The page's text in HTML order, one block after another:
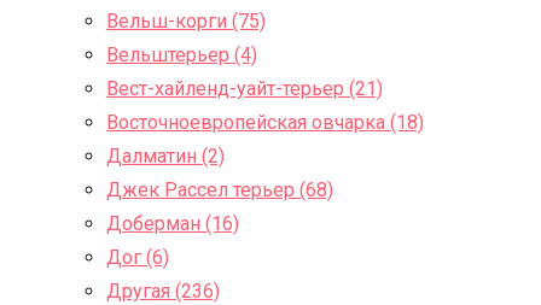
Вельш-корги (75)
Вельштерьер (4)
Вест-хайленд-уайт-терьер (21)
Восточноевропейская овчарка (18)
Далматин (2)
Джек Рассел терьер (68)
Доберман (16)
Дог (6)
Другая (236)